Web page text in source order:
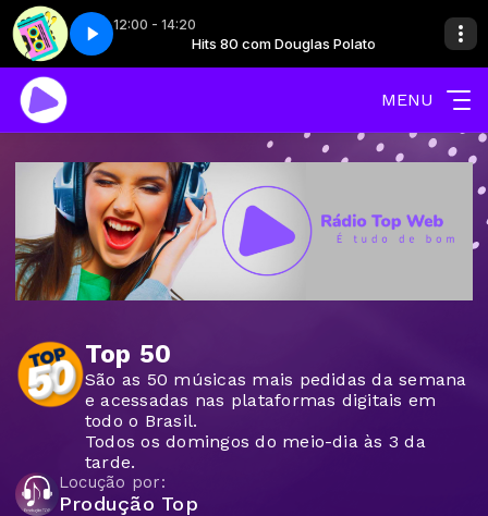
12:00 - 14:20
Polato Hits 80 com Douglas Polato
1 Hits 80 - Parte 1
MENU
Top 50
São as 50 músicas mais pedidas da semana
e acessadas nas plataformas digitais em
todo o Brasil.
Todos os domingos do meio-dia às 3 da
tarde.
Locução por:
Produção Top